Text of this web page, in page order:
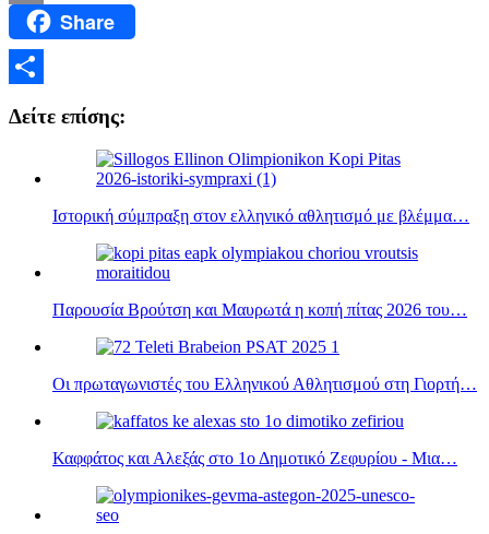
Email Share
Δείτε επίσης:
Ιστορική σύμπραξη στον ελληνικό αθλητισμό με βλέμμα…
Παρουσία Βρούτση και Μαυρωτά η κοπή πίτας 2026 του…
Οι πρωταγωνιστές του Ελληνικού Αθλητισμού στη Γιορτή…
Καφφάτος και Αλεξάς στο 1ο Δημοτικό Ζεφυρίου - Μια…